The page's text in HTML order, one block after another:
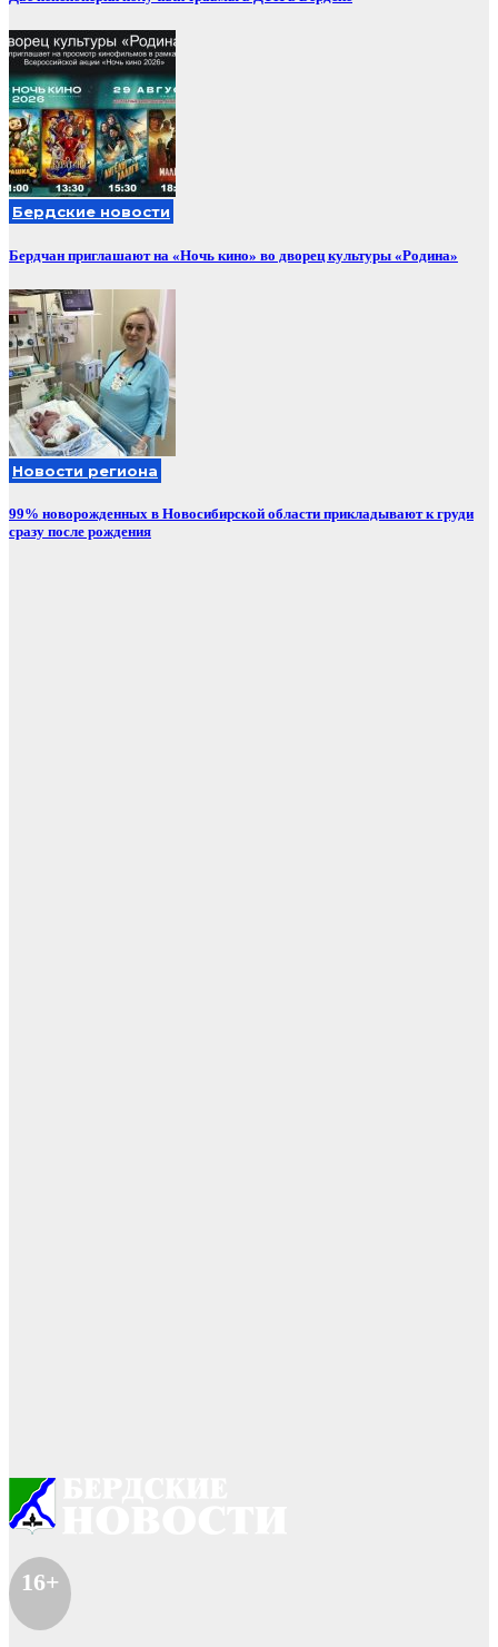
Бердские новости
Бердчан приглашают на «Ночь кино» во дворец культуры «Родина»
Новости региона
99% новорожденных в Новосибирской области прикладывают к груди
сразу после рождения
16+